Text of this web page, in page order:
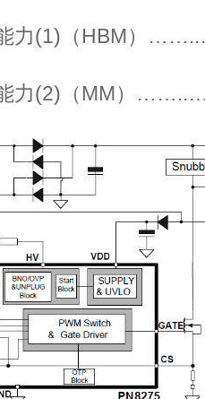
力(1)（HBM）
力(2)（MM）